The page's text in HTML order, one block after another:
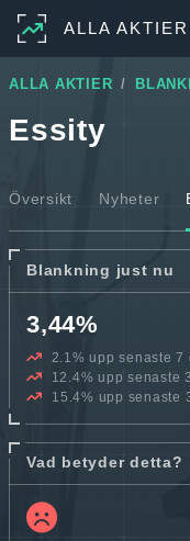
ALLA AKTIER
ALLA AKTIER
Essity
Översikt Nyheter
Blankning just nu
3,44%
2.1% upp senaste 7
12.4% upp senaste
15.4% upp senaste
Vad betyder detta?